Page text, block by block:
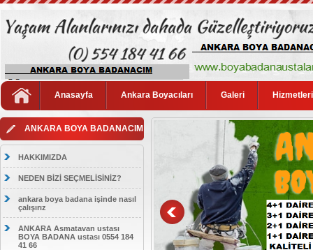
Anasayfa Ankara Boyacıları Galeri
ANKARA BOYA BADANACIM
HAKKIMIZDA
NEDEN BİZİ SEÇMELİSİNİZ?
ankara boya badana işinde nasıl
çalışırız
ANKARA Asmatavan ustası
BOYA BADANA ustası 0554 184
41 66